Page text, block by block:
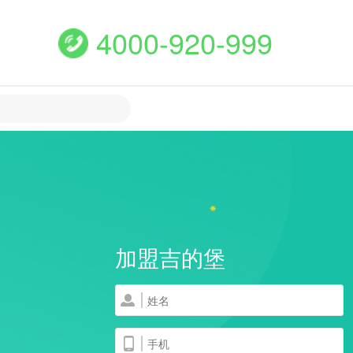
4000-920-999
加盟吉的堡